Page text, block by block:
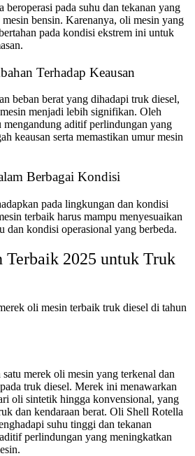
beroperasi pada suhu dan tekanan yang
bensin. Karenanya, oli mesin yang
pada kondisi ekstrem ini untuk
Terhadap Keausan
beban berat yang dihadapi truk diesel,
menjadi lebih signifikan. Oleh
aditif perlindungan yang
keausan serta memastikan umur mesin
Berbagai Kondisi
pada lingkungan dan kondisi
terbaik harus mampu menyesuaikan
dan kondisi operasional yang berbeda.
2025 untuk Truk
oli mesin terbaik truk diesel di tahun
merek oli mesin yang terkenal dan
truk diesel. Merek ini menawarkan
oli sintetik hingga konvensional, yang
dan kendaraan berat. Oli Shell Rotella
suhu tinggi dan tekanan
perlindungan yang meningkatkan